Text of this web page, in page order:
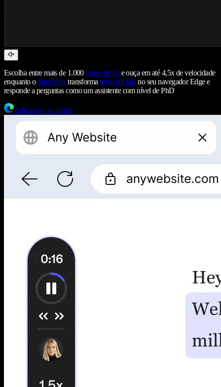
Escolha entre mais de 1.000vozes de IA e ouça em até 4,5x de velocidade
enquanto o Speechifytransformatexto em fala no seu navegador Edge e
responde a perguntas como um assistente com nível de PhD
Adicionar ao Edge